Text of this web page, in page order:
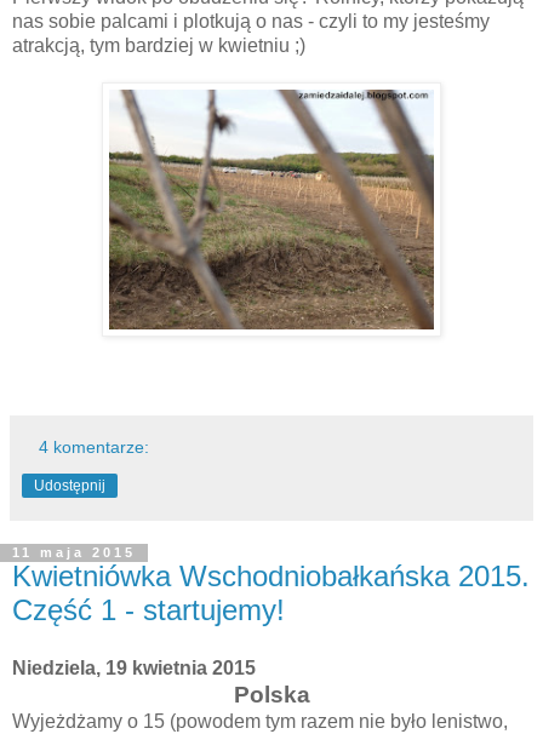
nas sobie palcami i plotkują o nas - czyli to my jesteśmy
atrakcją, tym bardziej w kwietniu ;)
4 komentarze:
Udostępnij
11 maja 2015
Kwietniówka Wschodniobałkańska 2015.
Część 1 - startujemy!
Niedziela, 19 kwietnia 2015
Polska
Wyjeżdżamy o 15 (powodem tym razem nie było lenistwo,